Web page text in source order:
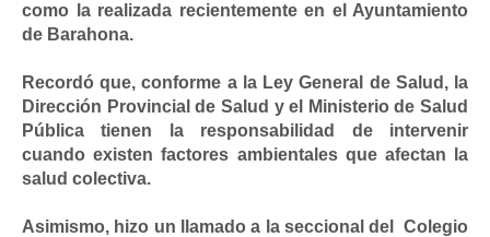
como la realizada recientemente en el Ayuntamiento
de Barahona.
Recordó que, conforme a la Ley General de Salud, la
Dirección Provincial de Salud y el Ministerio de Salud
Pública tienen la responsabilidad de intervenir
cuando existen factores ambientales que afectan la
salud colectiva.
Asimismo, hizo un llamado a la seccional del Colegio